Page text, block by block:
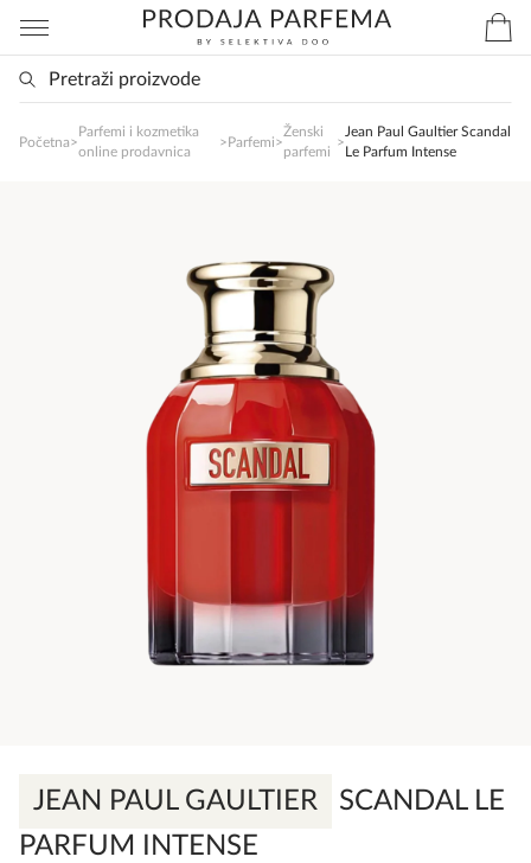
Početna>
Parfemi i kozmetika
online prodavnica
>Parfemi>
Ženski
parfemi
>
Jean Paul Gaultier Scandal
Le Parfum Intense
JEAN PAUL GAULTIER
SCANDAL LE
PARFUM INTENSE
SlađanAi Asistent
poručite svoj omiljeni parfem danas ali i za
sva ostala pitanja?